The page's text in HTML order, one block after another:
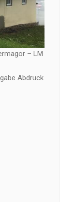
– LM
Abdruck